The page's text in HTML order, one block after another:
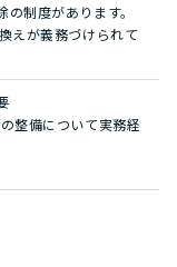
制度があります。
えが義務づけられて
整備について実務経